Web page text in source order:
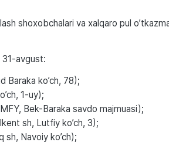
shoxobchalari va xalqaro pul
31-avgust:
ko’ch, 78);
1-uy);
Bek-Baraka savdo majmuasi);
sh, Lutfiy ko’ch, 3);
Navoiy ko’ch);